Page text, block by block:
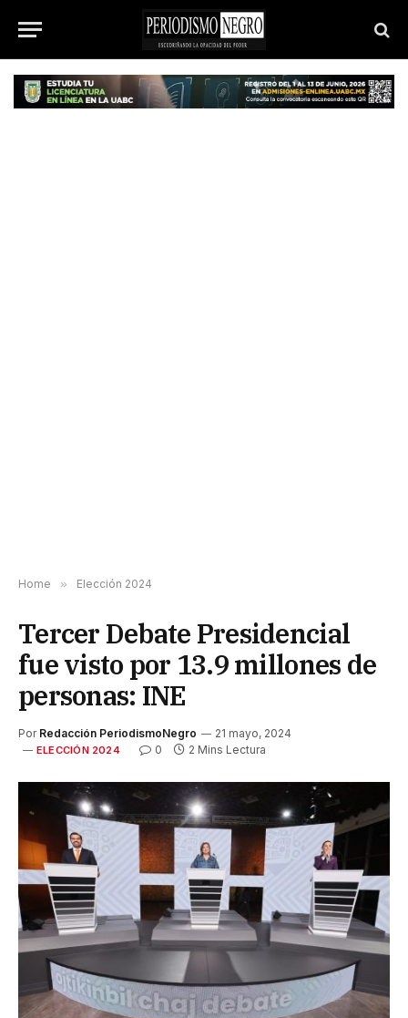
Home » Elección 2024
Tercer Debate Presidencial
fue visto por 13.9 millones de
personas: INE
Por Redacción PeriodismoNegro 21 mayo, 2024
ELECCIÓN 2024 0 2 Mins Lectura